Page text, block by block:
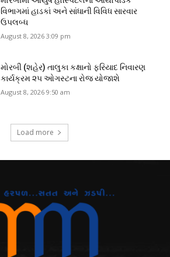
વિભાગમાં હાડકાં અને સાંધાની વિવિધ સારવાર
ઉપલબ્ધ
August 8, 2026 3:09 pm
મોરબી (શહેર) તાલુકા કક્ષાનો ફરિયાદ નિવારણ
કાર્યક્રમ ૨૫ ઓગસ્ટના રોજ યોજાશે
August 8, 2026 9:50 am
Load more